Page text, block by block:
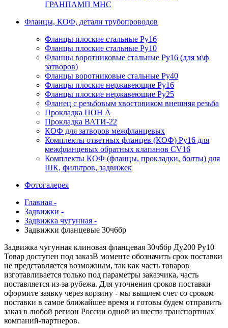
ГРАНПАМП МНС
Фланцы, КОФ, детали трубопроводов
Фланцы плоские стальные Ру16
Фланцы плоские стальные Ру10
Фланцы воротниковые стальные Ру16 (для м\ф
затворов)
Фланцы воротниковые стальные Ру40
Фланцы плоские нержавеющие Ру16
Фланцы плоские нержавеющие Ру25
Фланец с резьбовым хвостовиком внешняя резьба
Прокладка ПОН А
Прокладка ВАТИ-22
КОФ для затворов межфланцевых
Комплекты ответных фланцев (КОФ) Ру16 для
межфланцевых обратных клапанов CV16
Комплекты КОФ (фланцы, прокладки, болты) для
ШК, фильтров, задвижек
Фотогалерея
Главная -
Задвижки -
Задвижка чугунная -
Задвижки фланцевые 30ч6бр
Задвижка чугунная клиновая фланцевая 30ч6бр Ду200 Ру10
Товар доступен под заказВ моменте обозначить срок поставки
не представляется возможным, так как часть товаров
изготавливается только под параметры заказчика, часть
поставляется из-за рубежа. Для уточнения сроков поставки
оформите заявку через корзину - мы вышлем счет со сроком
поставки в самое ближайшее время и готовы будем отправить
заказ в любой регион России одной из шести транспортных
компаний-партнеров.